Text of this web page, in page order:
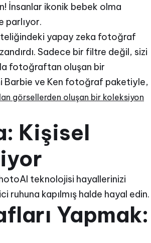
İnsanlar ikonik bebek olma
parlıyor.
yapay zeka fotoğraf
Sadece bir filtre değil, sizi
fotoğraftan oluşan bir
Barbie ve Ken fotoğraf paketiyle,
görsellerden oluşan bir koleksiyon
Kişisel
teknolojisi hayallerinizi
ruhuna kapılmış halde hayal edin.
Yapmak: